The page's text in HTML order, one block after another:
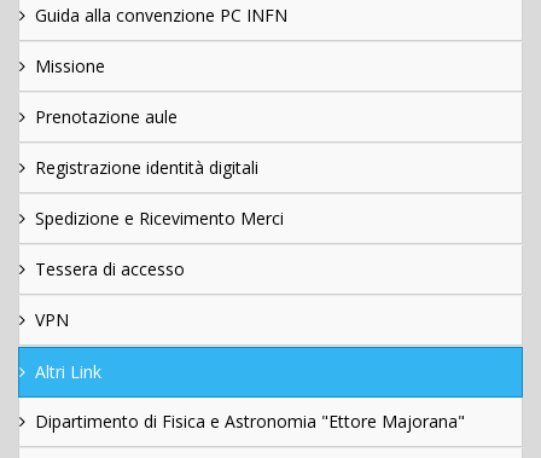
Guida alla convenzione PC INFN
Missione
Prenotazione aule
Registrazione identità digitali
Spedizione e Ricevimento Merci
Tessera di accesso
VPN
Altri Link
Dipartimento di Fisica e Astronomia "Ettore Majorana"